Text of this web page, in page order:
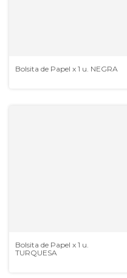
Bolsita de Papel x 1 u. NEGRA
Bolsita de Papel x 1 u.
TURQUESA